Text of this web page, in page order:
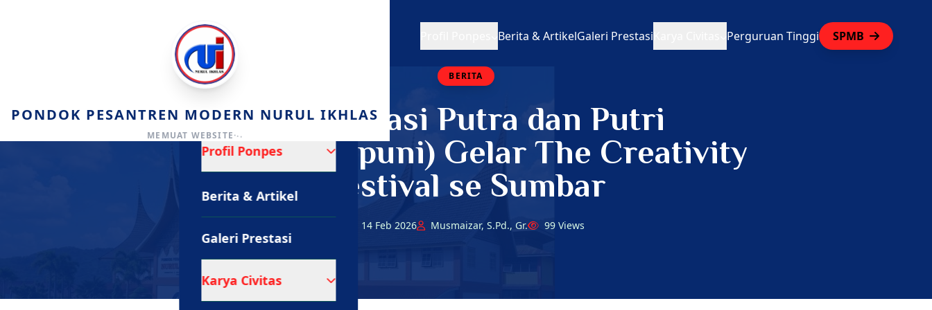
PONDOK PESANTREN MODERN NURUL IKHLAS
MEMUAT WEBSITE..
Berita & ArtikelGaleri Prestasi Perguruan Tinggi SPMB
Profil Ponpes
Berita & Artikel
Galeri Prestasi
Karya Civitas
BERITA
Organisasi Putra dan Putri
(Ospani/Ospuni) Gelar The Creativity
Festival se Sumbar
14 Feb 2026 Musmaizar, S.Pd., Gr. 99 Views